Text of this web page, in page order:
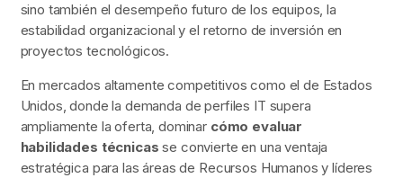
sino también el desempeño futuro de los equipos, la
estabilidad organizacional y el retorno de inversión en
proyectos tecnológicos.
En mercados altamente competitivos como el de Estados
Unidos, donde la demanda de perfiles IT supera
ampliamente la oferta, dominar cómo evaluar
habilidades técnicas se convierte en una ventaja
estratégica para las áreas de Recursos Humanos y líderes